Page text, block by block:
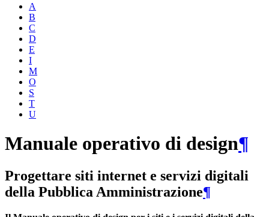
A
B
C
D
E
I
M
O
S
T
U
Manuale operativo di design¶
Progettare siti internet e servizi digitali
della Pubblica Amministrazione¶